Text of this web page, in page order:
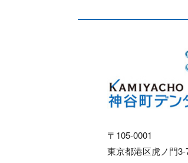
〒105-0001
東京都港区虎ノ門3-